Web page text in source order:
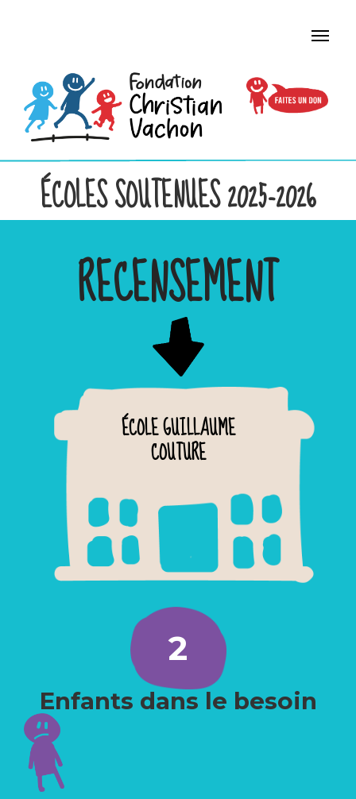
ÉCOLES SOUTENUES 2025-2026
RECENSEMENT
ÉCOLE GUILLAUME
COUTURE
2
Enfants dans le besoin